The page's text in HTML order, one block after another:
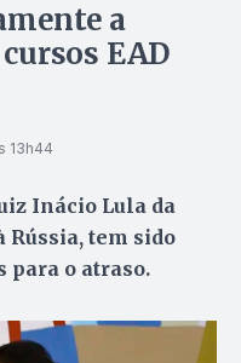
a
EAD
13h44
Inácio Lula da
Rússia, tem sido
para o atraso.